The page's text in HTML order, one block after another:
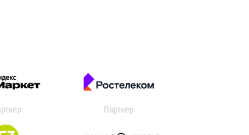
Партнер